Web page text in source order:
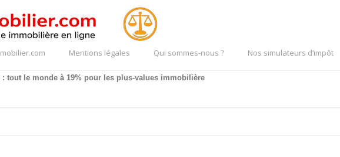
Mentions légales Qui sommes-nous ? Nos simulateurs d’impôt
: tout le monde à 19% pour les plus-values immobilière